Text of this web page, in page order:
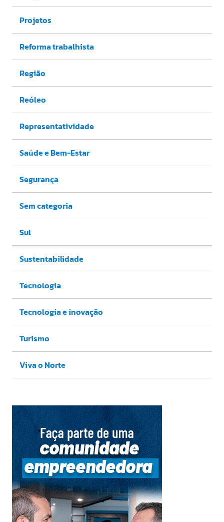
Projetos
Reforma trabalhista
Região
Reóleo
Representatividade
Saúde e Bem-Estar
Segurança
Sem categoria
Sul
Sustentabilidade
Tecnologia
Tecnologia e inovação
Turismo
Viva o Norte